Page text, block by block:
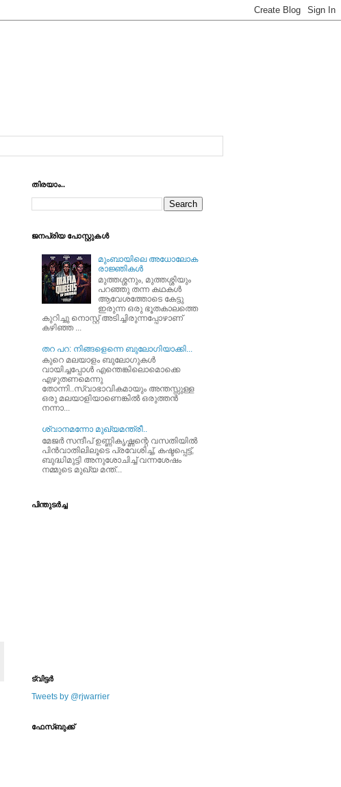
തിരയാം..
ജനപ്രിയ പോസ്റ്റുകള്‍
മുംബായിലെ അധോലോക
രാജ്ഞികള്‍
മുത്തശ്ശനും, മുത്തശ്ശിയും
പറഞ്ഞു തന്ന കഥകള്‍
ആവേശത്തോടെ കേട്ടു
ഇരുന്ന ഒരു ഭൂതകാലത്തെ
കുറിച്ചു നൊസ്റ്റ് അടിച്ചിരുന്നപ്പോഴാണ്
കഴിഞ്ഞ ...
തറ പറ: നിങ്ങളെന്നെ ബുലോഗിയാക്കി...
കുറെ മലയാളം ബുലോഗുകള്‍
വായിച്ചപ്പോള്‍ എന്തെങ്കിലൊമൊക്കെ
എഴുതണമെന്നു
തോന്നി..സ്വാഭാവികമായും അന്തസ്സുള്ള
ഒരു മലയാളിയാണെങ്കില്‍ ഒരുത്തന്‍
നന്നാ...
ശ്വാനമന്നോ മുഖ്യമന്ത്രീ..
മേജര്‍ സന്ദീപ്‌ ഉണ്ണികൃഷ്ണന്റെ വസതിയില്‍
പിന്‍വാതിലിലൂടെ പ്രവേശിച്ച്‌, കഷ്ടപ്പെട്ട്‌,
ബുദ്ധിമുട്ടി അനുശോചിച്ച്‌ വന്നശേഷം
നമ്മുടെ മുഖ്യ മന്ത്...
പിന്തുടര്‍ച്ച
ട്വിട്ടര്‍
Tweets by @rjwarrier
ഫേസ്ബുക്ക്